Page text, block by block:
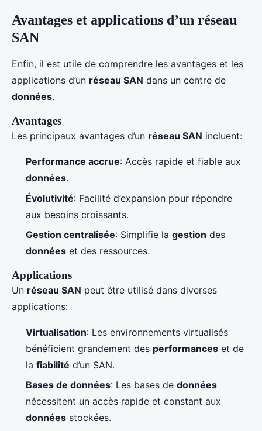
Avantages et applications d’un réseau
SAN
Enfin, il est utile de comprendre les avantages et les
applications d’un réseau SAN dans un centre de
données.
Avantages
Les principaux avantages d’un réseau SAN incluent:
Performance accrue: Accès rapide et fiable aux
données.
Évolutivité: Facilité d’expansion pour répondre
aux besoins croissants.
Gestion centralisée: Simplifie la gestion des
données et des ressources.
Applications
Un réseau SAN peut être utilisé dans diverses
applications:
Virtualisation: Les environnements virtualisés
bénéficient grandement des performances et de
la fiabilité d’un SAN.
Bases de données: Les bases de données
nécessitent un accès rapide et constant aux
données stockées.